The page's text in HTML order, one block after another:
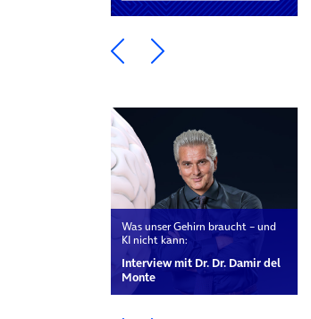
Ein Element zurück
Ein Element
Was unser Gehirn braucht – und
KI nicht kann:
Interview mit Dr. Dr. Damir del
Monte